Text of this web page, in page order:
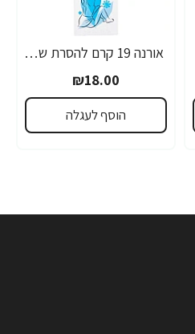
אורנה 19 קרם להסרת שיער לקו הביקיני 90 מ"ל
₪18.00
הוסף לעגלה